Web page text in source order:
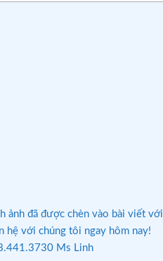
ảnh đã được chèn vào bài viết với
hệ với chúng tôi ngay hôm nay!
Ms Linh